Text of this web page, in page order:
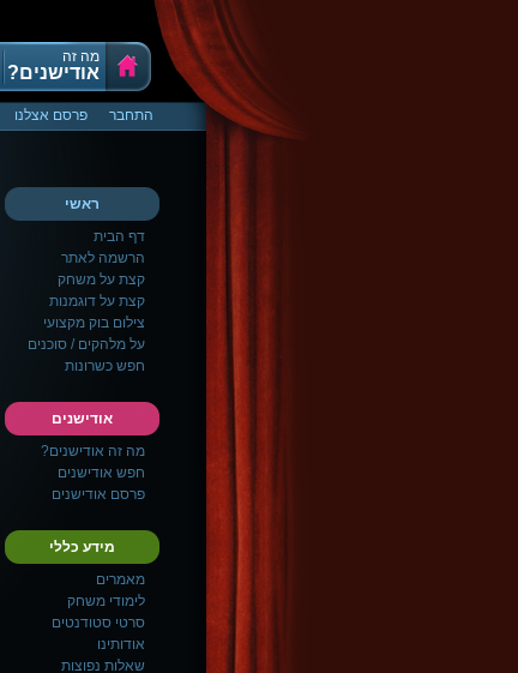
מה זה
אודישנים?
התחבר פרסם אצלנו
ראשי
דף הבית
הרשמה לאתר
קצת על משחק
קצת על דוגמנות
צילום בוק מקצועי
על מלהקים / סוכנים
חפש כשרונות
אודישנים
מה זה אודישנים?
חפש אודישנים
פרסם אודישנים
מידע כללי
מאמרים
לימודי משחק
סרטי סטודנטים
אודותינו
שאלות נפוצות